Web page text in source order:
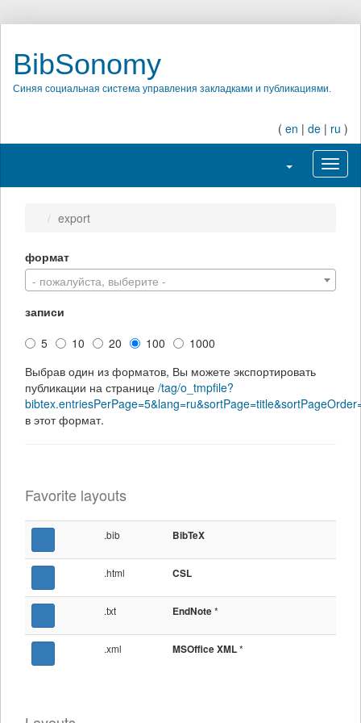
BibSonomy
Синяя социальная система управления закладками и публикациями.
( en | de | ru )
Переключить
export
формат
- пожалуйста, выберите -
записи
5
10 20 100
1000
Выбрав один из форматов, Вы можете экспортировать
публикации на странице /tag/o_tmpfile?
в этот формат.
Favorite layouts
.bib BibTeX
.html CSL
.txt EndNote
.xml MSOffice XML